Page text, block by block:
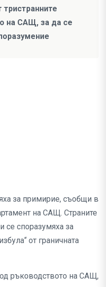
на САЩ, за да се
за примирие, съобщи в
на САЩ. Страните
се споразумяха за
от граничната
ръководството на САЩ,